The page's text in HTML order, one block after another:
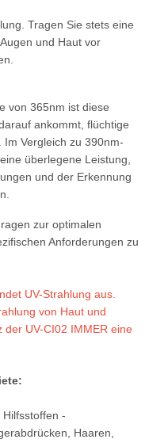
Tragen Sie stets eine
und Haut vor
von 365nm ist diese
ankommt, flüchtige
Vergleich zu 390nm-
überlegene Leistung,
und der Erkennung
zur optimalen
Anforderungen zu
UV-Strahlung aus.
von Haut und
der UV-CI02 IMMER eine
-
Haaren,